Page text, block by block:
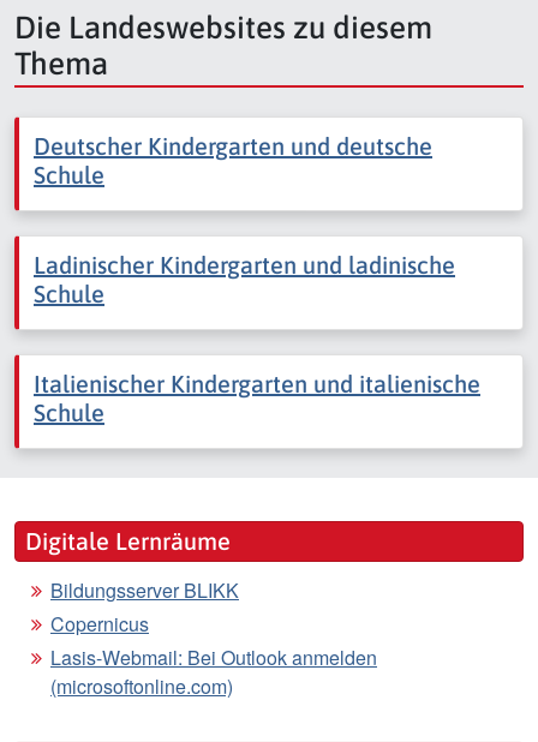
Die Landeswebsites zu diesem
Thema
Deutscher Kindergarten und deutsche
Schule
Ladinischer Kindergarten und ladinische
Schule
Italienischer Kindergarten und italienische
Schule
Digitale Lernräume
Bildungsserver BLIKK
Copernicus
Lasis-Webmail: Bei Outlook anmelden
(microsoftonline.com)